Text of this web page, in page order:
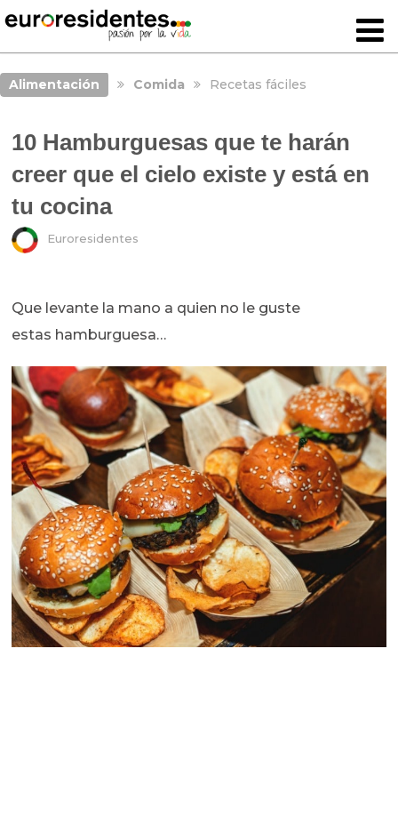
Alimentación Comida Recetas fáciles
10 Hamburguesas que te harán
creer que el cielo existe y está en
tu cocina
Euroresidentes
Que levante la mano a quien no le guste
estas hamburguesa…